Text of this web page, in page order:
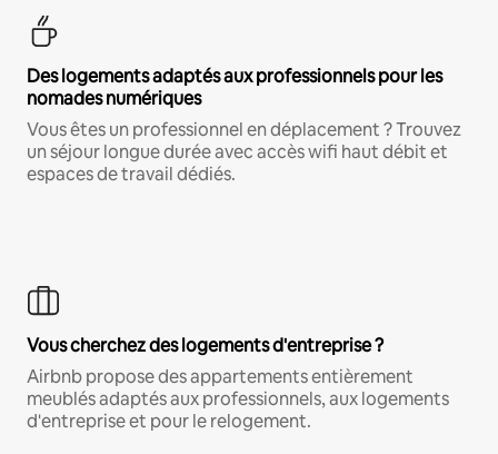
Des logements adaptés aux professionnels pour les
nomades numériques
Vous êtes un professionnel en déplacement ? Trouvez
un séjour longue durée avec accès wifi haut débit et
espaces de travail dédiés.
Vous cherchez des logements d'entreprise ?
Airbnb propose des appartements entièrement
meublés adaptés aux professionnels, aux logements
d'entreprise et pour le relogement.